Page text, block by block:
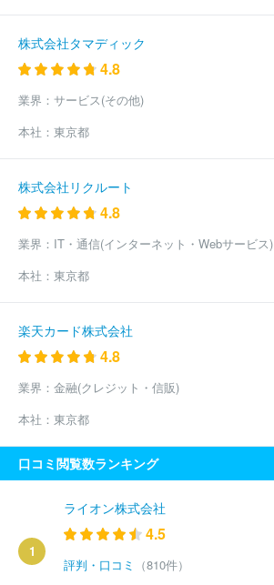
株式会社タマディック
4.8
業界： サービス(その他)
本社： 東京都
株式会社リクルート
4.8
業界： IT・通信(インターネット・Webサービス)
本社： 東京都
楽天カード株式会社
4.8
業界： 金融(クレジット・信販)
本社： 東京都
口コミ閲覧数ランキング
1
ライオン株式会社
4.5
評判・口コミ （810件）